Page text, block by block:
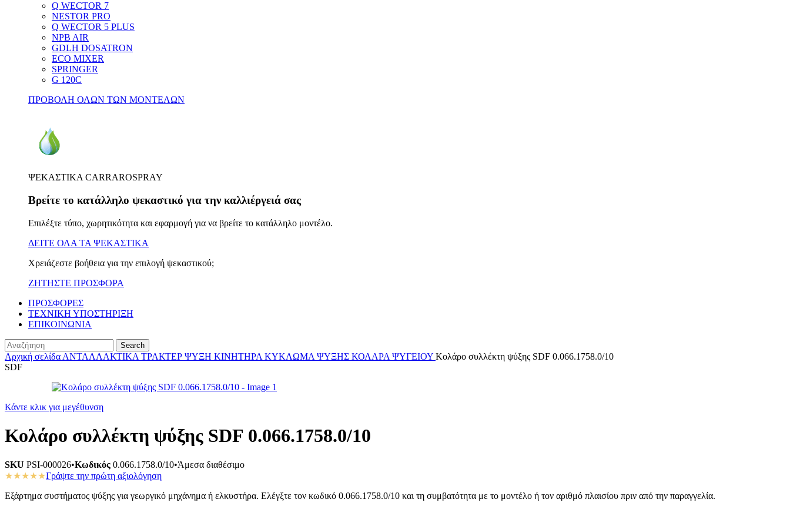
Q WECTOR 7
NESTOR PRO
Q WECTOR 5 PLUS
NPB AIR
GDLH DOSATRON
ECO MIXER
SPRINGER
G 120C
ΠΡΟΒΟΛΗ ΟΛΩΝ ΤΩΝ ΜΟΝΤΕΛΩΝ
ΨΕΚΑΣΤΙΚΑ CARRAROSPRAY
Βρείτε το κατάλληλο ψεκαστικό για την καλλιέργειά σας
Επιλέξτε τύπο, χωρητικότητα και εφαρμογή για να βρείτε το κατάλληλο μοντέλο.
ΔΕΙΤΕ ΟΛΑ ΤΑ ΨΕΚΑΣΤΙΚΑ
Χρειάζεστε βοήθεια για την επιλογή ψεκαστικού;
ΖΗΤΗΣΤΕ ΠΡΟΣΦΟΡΑ
ΠΡΟΣΦΟΡΕΣ
ΤΕΧΝΙΚΗ ΥΠΟΣΤΗΡΙΞΗ
ΕΠΙΚΟΙΝΩΝΙΑ
Search
Αρχική σελίδα ΑΝΤΑΛΛΑΚΤΙΚΑ ΤΡΑΚΤΕΡ ΨΥΞΗ ΚΙΝΗΤΗΡΑ ΚΥΚΛΩΜΑ ΨΥΞΗΣ ΚΟΛΑΡΑ ΨΥΓΕΙΟΥ Κολάρο συλλέκτη ψύξης SDF 0.066.1758.0/10
SDF
Κάντε κλικ για μεγέθυνση
Κολάρο συλλέκτη ψύξης SDF 0.066.1758.0/10
SKU PSI-000026•Κωδικός 0.066.1758.0/10•Άμεσα διαθέσιμο
★★★★★Γράψτε την πρώτη αξιολόγηση
Εξάρτημα συστήματος ψύξης για γεωργικό μηχάνημα ή ελκυστήρα. Ελέγξτε τον κωδικό 0.066.1758.0/10 και τη συμβατότητα με το μοντέλο ή τον αριθμό πλαισίου πριν από την παραγγελία.